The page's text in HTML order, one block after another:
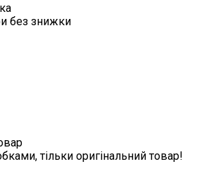
без знижки
тільки оригінальний товар!